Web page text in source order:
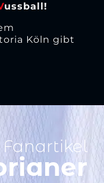
ussball!
Köln gibt
Fanartikel